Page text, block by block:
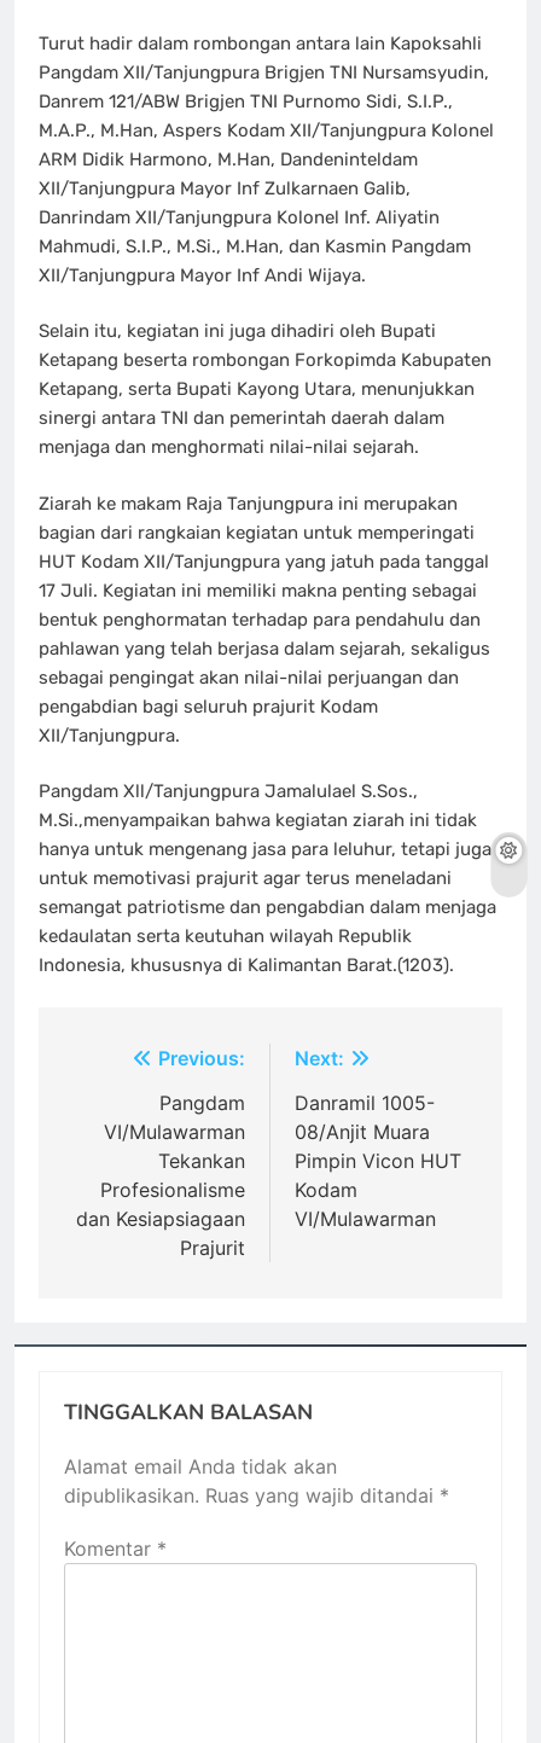
Turut hadir dalam rombongan antara lain Kapoksahli
Pangdam XII/Tanjungpura Brigjen TNI Nursamsyudin,
Danrem 121/ABW Brigjen TNI Purnomo Sidi, S.I.P.,
M.A.P., M.Han, Aspers Kodam XII/Tanjungpura Kolonel
ARM Didik Harmono, M.Han, Dandeninteldam
XII/Tanjungpura Mayor Inf Zulkarnaen Galib,
Danrindam XII/Tanjungpura Kolonel Inf. Aliyatin
Mahmudi, S.I.P., M.Si., M.Han, dan Kasmin Pangdam
XII/Tanjungpura Mayor Inf Andi Wijaya.
Selain itu, kegiatan ini juga dihadiri oleh Bupati
Ketapang beserta rombongan Forkopimda Kabupaten
Ketapang, serta Bupati Kayong Utara, menunjukkan
sinergi antara TNI dan pemerintah daerah dalam
menjaga dan menghormati nilai-nilai sejarah.
Ziarah ke makam Raja Tanjungpura ini merupakan
bagian dari rangkaian kegiatan untuk memperingati
HUT Kodam XII/Tanjungpura yang jatuh pada tanggal
17 Juli. Kegiatan ini memiliki makna penting sebagai
bentuk penghormatan terhadap para pendahulu dan
pahlawan yang telah berjasa dalam sejarah, sekaligus
sebagai pengingat akan nilai-nilai perjuangan dan
pengabdian bagi seluruh prajurit Kodam
XII/Tanjungpura.
Pangdam Xll/Tanjungpura Jamalulael S.Sos.,
M.Si.,menyampaikan bahwa kegiatan ziarah ini tidak
hanya untuk mengenang jasa para leluhur, tetapi juga
untuk memotivasi prajurit agar terus meneladani
semangat patriotisme dan pengabdian dalam menjaga
kedaulatan serta keutuhan wilayah Republik
Indonesia, khususnya di Kalimantan Barat.(1203).
NavigasiPrevious:
Pangdam
VI/Mulawarman
Tekankan
Profesionalisme
dan Kesiapsiagaan
Prajurit
Next:
Danramil 1005-
08/Anjit Muara
Pimpin Vicon HUT
Kodam
VI/Mulawarman
TINGGALKAN BALASAN
Alamat email Anda tidak akan
dipublikasikan. Ruas yang wajib ditandai *
Komentar *